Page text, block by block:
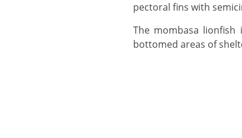
pectoral fins with
The mombasa lionfish is solitary and can normally be found in areas with soft corals, sponges, rubble and soft-
bottomed areas of